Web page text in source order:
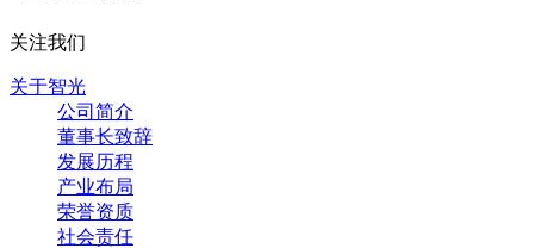
关注我们
关于智光
公司简介
董事长致辞
发展历程
产业布局
荣誉资质
社会责任